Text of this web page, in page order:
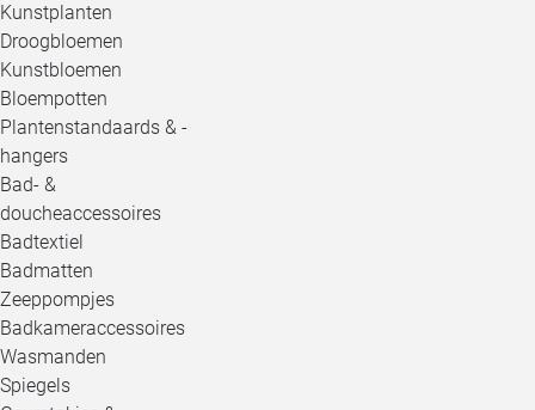
Kunstplanten
Droogbloemen
Kunstbloemen
Bloempotten
Plantenstandaards & -
hangers
Bad- &
doucheaccessoires
Badtextiel
Badmatten
Zeeppompjes
Badkameraccessoires
Wasmanden
Spiegels